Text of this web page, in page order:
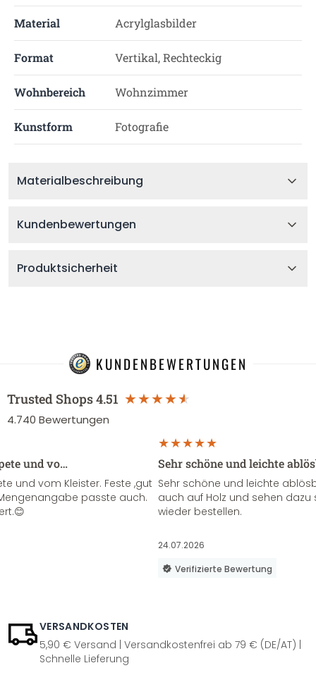
Material Acrylglasbilder
Format Vertikal, Rechteckig
Wohnbereich Wohnzimmer
Kunstform Fotografie
Materialbeschreibung
Kundenbewertungen
Produktsicherheit
KUNDENBEWERTUNGEN
Trusted Shops4.51
4.740 Bewertungen
und vo…
und vom Kleister. Feste ,gut
passte auch.
Sehr schöne und leichte
Sehr schöne und leichte
auch auf Holz und sehen
wieder bestellen.
24.07.2026
Verifizierte Bewertung
VERSANDKOSTEN
5,90 € Versand | Versandkostenfrei ab 79 € (DE/AT) |
Schnelle Lieferung